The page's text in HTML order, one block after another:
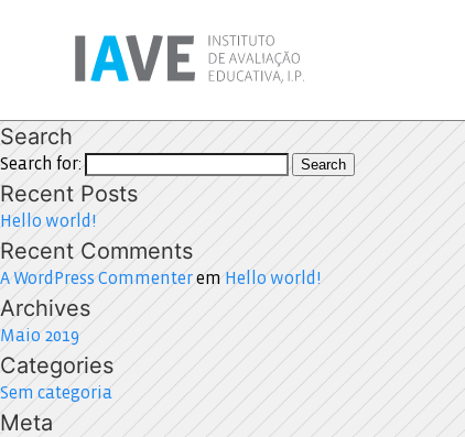
Search
Search for: Search
Recent Posts
Hello world!
Recent Comments
A WordPress Commenterem Hello world!
Archives
Maio 2019
Categories
Sem categoria
Meta